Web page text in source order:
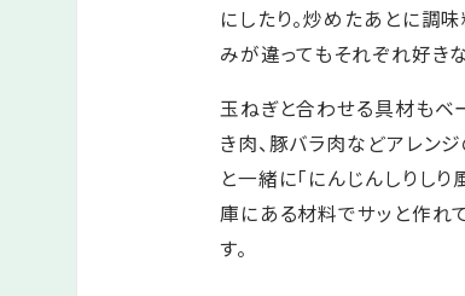
にしたり。炒めたあとに調
みが違ってもそれぞれ好き
玉ねぎと合わせる具材もベ
き肉、豚バラ肉などアレン
と一緒に「にんじんしりし
庫にある材料でサッと作れ
す。